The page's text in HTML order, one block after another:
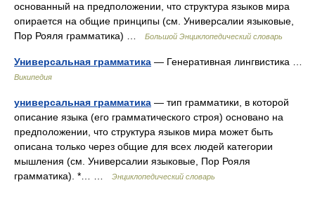
основанный на предположении, что структура языков мира
опирается на общие принципы (см. Универсалии языковые,
Пор Рояля грамматика) …
Большой Энциклопедический словарь
Универсальная грамматика — Генеративная лингвистика …
Википедия
универсальная грамматика — тип грамматики, в которой
описание языка (его грамматического строя) основано на
предположении, что структура языков мира может быть
описана только через общие для всех людей категории
мышления (см. Универсалии языковые, Пор Рояля
грамматика). *… …
Энциклопедический словарь